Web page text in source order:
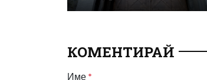
КОМЕНТИРАЙ
Име *